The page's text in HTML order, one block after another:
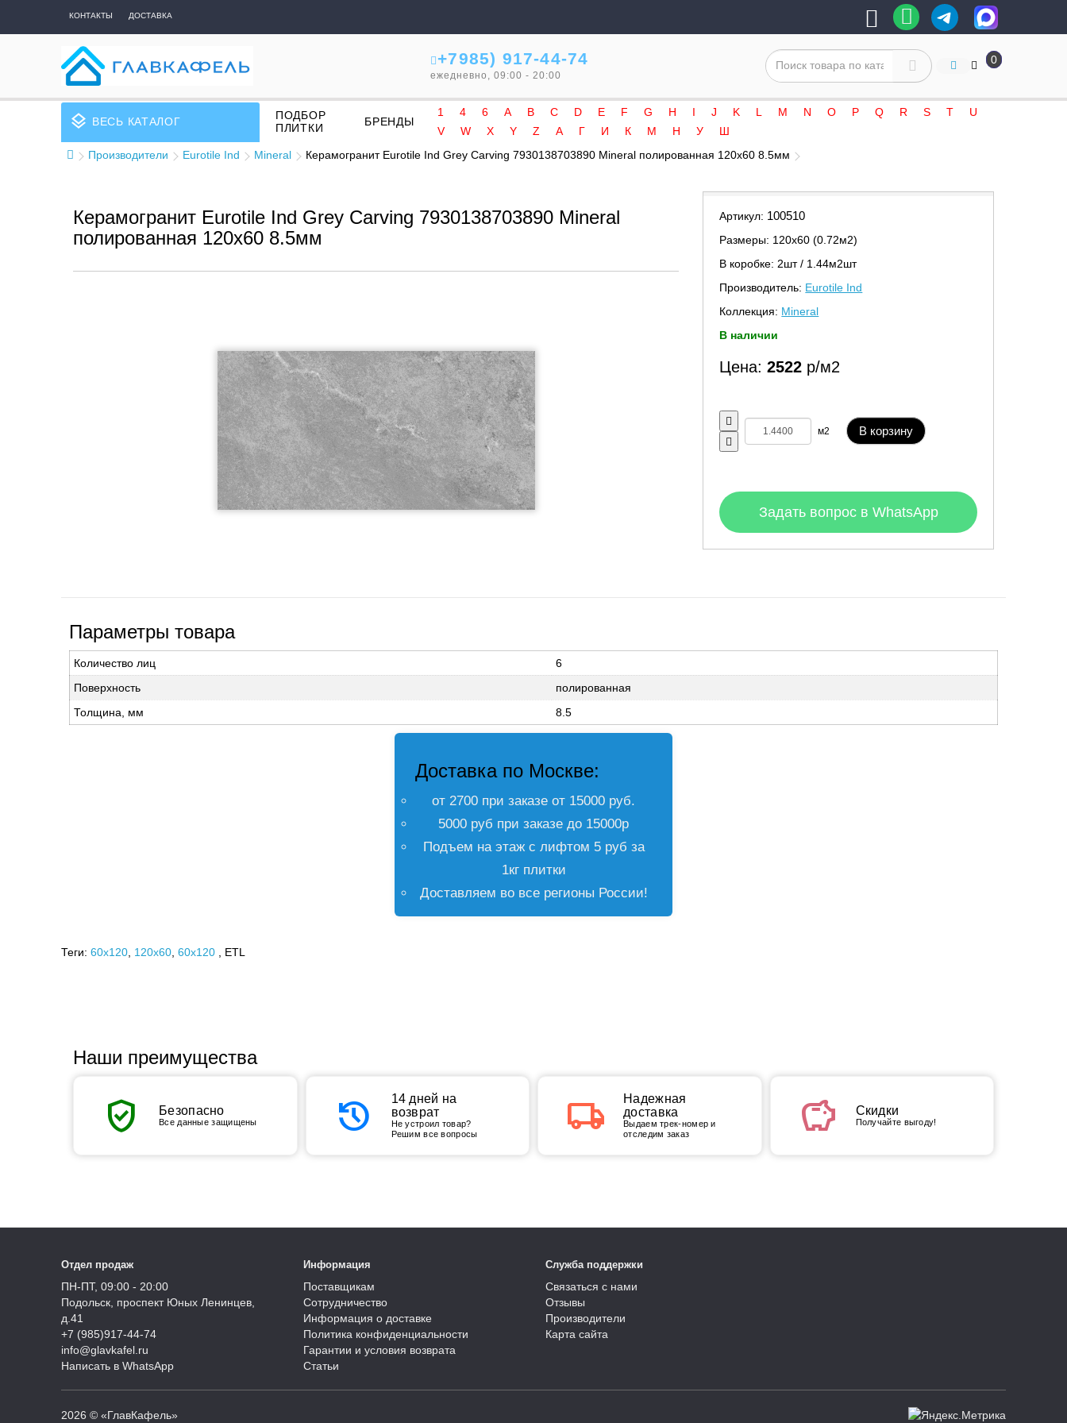
КОНТАКТЫ ДОСТАВКА
+7985) 917-44-74
ежедневно, 09:00 - 20:00
0
layers ВЕСЬ КАТАЛОГ
ПОДБОР
ПЛИТКИ
БРЕНДЫ
1 4 6 A B C D E F G H I J K L M N O P Q R S T
U
V
W X Y Z А Г И К М Н У
Ш
Производители
Eurotile Ind Mineral Керамогранит Eurotile Ind Grey Carving 7930138703890 Mineral полированная 120x60 8.5мм
Керамогранит Eurotile Ind Grey Carving 7930138703890 Mineral
полированная 120x60 8.5мм
Артикул: 100510
Размеры: 120х60 (0.72м2)
В коробке: 2шт / 1.44м2шт
Производитель: Eurotile Ind
Коллекция: Mineral
В наличии
Цена:2522 р/м2
м2 В корзину
Задать вопрос в WhatsApp
Параметры товара
Количество лиц
6
Поверхность
полированная
Толщина, мм
8.5
Доставка по Москве:
от 2700 при заказе от 15000 руб.
5000 руб при заказе до 15000р
Подъем на этаж с лифтом 5 руб за
1кг плитки
Доставляем во все регионы России!
Теги: 60x120 120х60 60х120 , ETL
Наши преимущества
verified_user Безопасно
Все данные защищены history
14 дней на
возврат
Не устроил товар?
Решим все вопросы
local_shipping
Надежная
доставка
Выдаем трек-номер и
отследим заказ
savings Скидки
Получайте выгоду!
Отдел продаж
ПН-ПТ, 09:00 - 20:00
Подольск, проспект Юных Ленинцев,
д.41
+7 (985)917-44-74
info@glavkafel.ru
Написать в WhatsApp
Информация
Поставщикам
Сотрудничество
Информация о доставке
Политика конфиденциальности
Гарантии и условия возврата
Статьи
Служба поддержки
Связаться с нами
Отзывы
Производители
Карта сайта
2026 © «ГлавКафель»